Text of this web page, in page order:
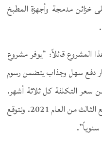
مدمجة وأجهزة المطبخ
المشروع قائلاً: “يوفر مشروع
دفع سهل وجذاب يتضمن رسوم
بدفعات تساوي 6% من سعر التكلفة كل ثلاثة أشهر.
ومن المتوقع اكتمال المشروع في الربع الثالث من العام 2021. ونتوقع